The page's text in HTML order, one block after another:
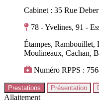
Cabinet : 35 Rue
78 - Yvelines, 91 -
Étampes, Rambouillet,
Moulineaux, Cachan,
Numéro RPPS :
Prestations Présentation
Allaitement